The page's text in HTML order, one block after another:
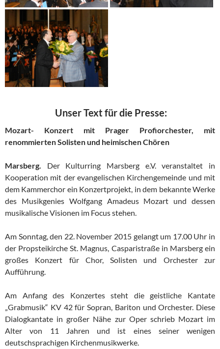
Unser Text für die Presse:
Mozart- Konzert mit Prager Profiorchester, mit
renommierten Solisten und heimischen Chören
Marsberg.
Der Kulturring Marsberg e.V. veranstaltet in
Kooperation mit der evangelischen Kirchengemeinde und mit
dem Kammerchor ein Konzertprojekt, in dem bekannte Werke
des Musikgenies Wolfgang Amadeus Mozart und dessen
musikalische Visionen im Focus stehen.
Am Sonntag, den 22. November 2015 gelangt um 17.00 Uhr in
der Propsteikirche St. Magnus, Casparistraße in Marsberg ein
großes Konzert für Chor, Solisten und Orchester zur
Aufführung.
Am Anfang des Konzertes steht die geistliche Kantate
„Grabmusik“ KV 42 für Sopran, Bariton und Orchester. Diese
Dialogkantate in großer Nähe zur Oper schrieb Mozart im
Alter von 11 Jahren und ist eines seiner wenigen
deutschsprachigen Kirchenmusikwerke.